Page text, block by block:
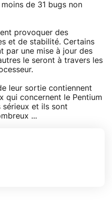
de 31 bugs non
provoquer des
et de stabilité. Certains
par une mise à jour des
le seront à travers les
leur sortie contiennent
qui concernent le Pentium
sérieux et ils sont
...